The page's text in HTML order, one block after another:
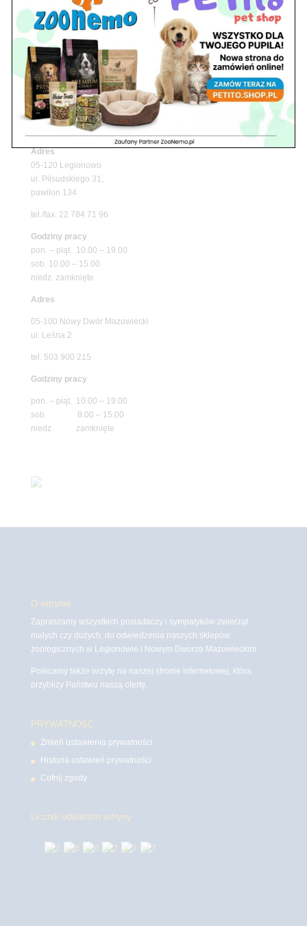
Upały wracają! Zadbaj o komfort swojego pupila
z matami chłodzącymi ZooNemo
Z Życia Sklepu
Petito Pet Shop – Internetowy Sklep Zoologiczny
Online! Wszystko Dla Twojego Pupila | ZooNemo
Znajdź nas
Adres
05-120 Legionowo
ul. Piłsudskiego 31,
pawilon 134
tel./fax. 22 784 71 96
Godziny pracy
pon. – piąt. 10.00 – 19.00
sob. 10.00 – 15.00
niedz. zamknięte
Adres
05-100 Nowy Dwór Mazowiecki
ul. Leśna 2
tel. 503 900 215
Godziny pracy
pon. – piąt. 10.00 – 19.00
sob. 8.00 – 15.00
niedz. zamknięte
O witrynie
Zapraszamy wszystkich posiadaczy i sympatyków zwierząt
małych czy dużych, do odwiedzenia naszych sklepów
zoologicznych w Legionowie i Nowym Dworze Mazowieckim
Polecamy także wizytę na naszej stronie internetowej, która
przybliży Państwu naszą ofertę.
PRYWATNOŚĆ
Zmień ustawienia prywatności
Historia ustawień prywatności
Cofnij zgody
Licznik odwiedzin witryny